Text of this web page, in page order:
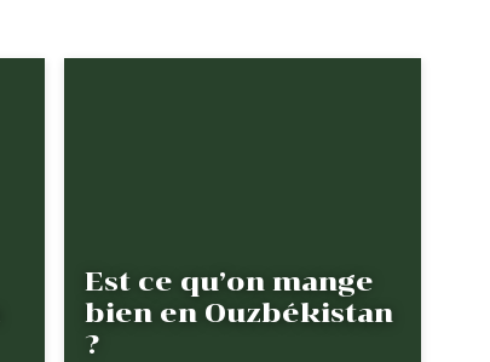
Est ce qu’on mange
bien en Ouzbékistan
?